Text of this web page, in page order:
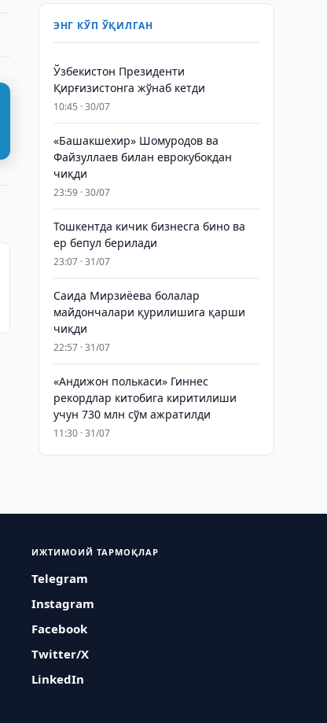
ЭНГ КЎП ЎҚИЛГАН
Ўзбекистон Президенти
Қирғизистонга жўнаб кетди
10:45 · 30/07
«Башакшехир» Шомуродов ва
Файзуллаев билан еврокубокдан
чиқди
23:59 · 30/07
Тошкентда кичик бизнесга бино ва
ер бепул берилади
23:07 · 31/07
Саида Мирзиёева болалар
майдончалари қурилишига қарши
чиқди
22:57 · 31/07
«Андижон полькаси» Гиннес
рекордлар китобига киритилиши
учун 730 млн сўм ажратилди
11:30 · 31/07
ИЖТИМОИЙ ТАРМОҚЛАР
Telegram
Instagram
Facebook
Twitter/X
LinkedIn